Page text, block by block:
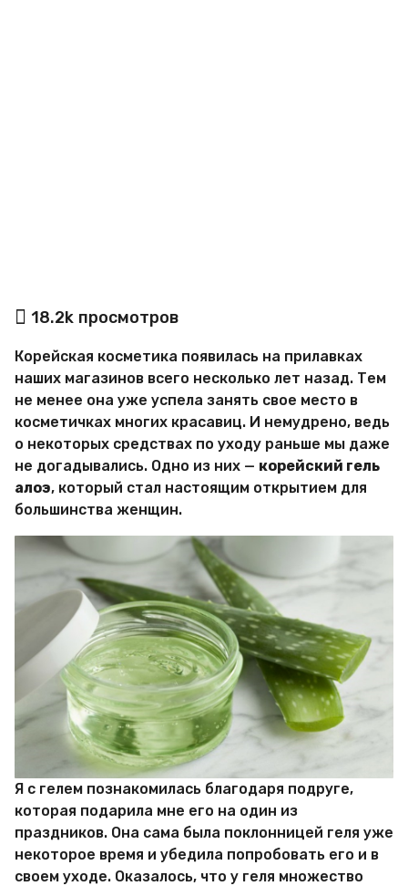
а
в
о
р
М
и
р
Х
и
т
р
о
с
т
й
18.2k просмотров
Корейская косметика появилась на прилавках
наших магазинов всего несколько лет назад. Тем
не менее она уже успела занять свое место в
косметичках многих красавиц. И немудрено, ведь
о некоторых средствах по уходу раньше мы даже
не догадывались. Одно из них — корейский гель
алоэ, который стал настоящим открытием для
большинства женщин.
Я с гелем познакомилась благодаря подруге,
которая подарила мне его на один из
праздников. Она сама была поклонницей геля уже
некоторое время и убедила попробовать его и в
своем уходе. Оказалось, что у геля множество